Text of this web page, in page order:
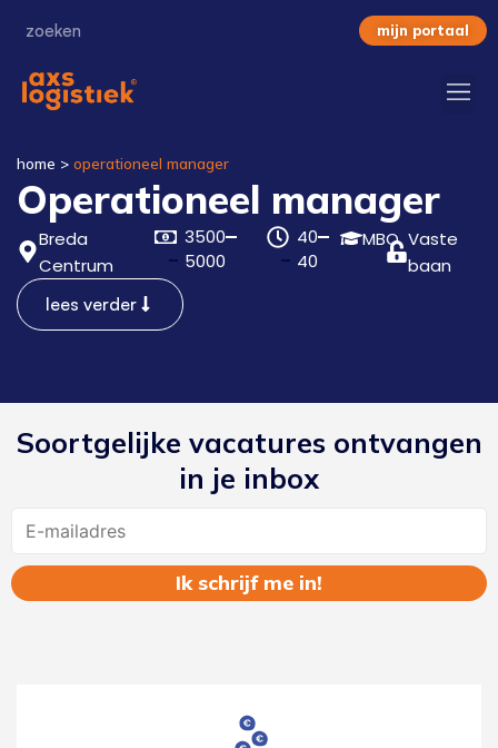
mijn portaal
home > operationeel manager
Operationeel manager
Breda
Centrum
3500
5000
40
40
MBO Vaste
baan
lees verder
Soortgelijke vacatures ontvangen
in je inbox